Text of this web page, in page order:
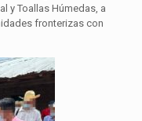
y Toallas Húmedas, a
fronterizas con